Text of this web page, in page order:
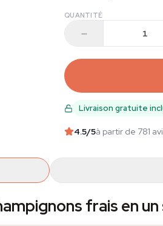
QUANTITÉ
Livraison gratuite
4.5/5à partir de 781
frais en un